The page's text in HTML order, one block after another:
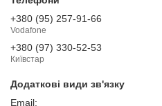
+380 (95) 257-91-66
Vodafone
+380 (97) 330-52-53
Київстар